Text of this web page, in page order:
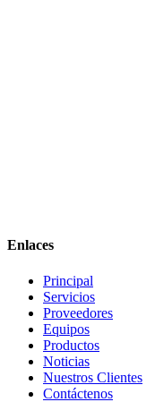
Enlaces
Principal
Servicios
Proveedores
Equipos
Productos
Noticias
Nuestros Clientes
Contáctenos